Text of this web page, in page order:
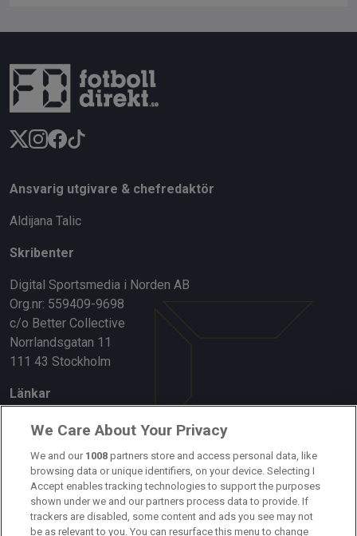
Ansvarig utgivare & chefredaktör
Aldijana Talic
Skribenter
Digital Sportsmedia i Norden AB
Org.nr: 559409-9698
c/o Better Collective
Norrlandsgatan 11
111 43 Stockholm
Länkar
Om oss
Kontakta oss
Kundtjänst
Sponsor: Rekatochklart
We Care About Your Privacy
We and our 1008 partners store and access personal data, like
browsing data or unique identifiers, on your device. Selecting I
Accept enables tracking technologies to support the purposes
shown under we and our partners process data to provide. If
trackers are disabled, some content and ads you see may not
be as relevant to you. You can resurface this menu to change